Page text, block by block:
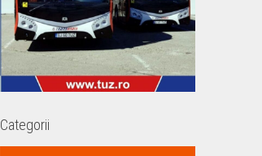
Categorii